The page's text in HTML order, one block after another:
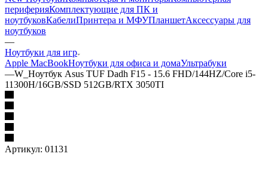
периферияКомплектующие для ПК и
ноутбуковКабелиПринтера и МФУПланшетАксессуары для
ноутбуков
—
Ноутбуки для игр
Apple MacBookНоутбуки для офиса и домаУльтрабуки
—W_Ноутбук Asus TUF Dadh F15 - 15.6 FHD/144HZ/Core i5-
11300H/16GB/SSD 512GB/RTX 3050TI
Артикул: 01131